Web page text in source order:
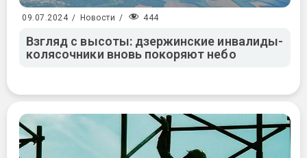
09.07.2024 / Новости / 444
Взгляд с высоты: дзержинские инвалиды-
колясочники вновь покоряют небо